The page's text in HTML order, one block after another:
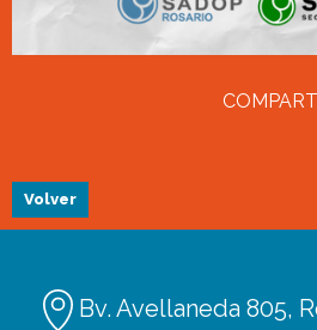
Volver
Bv. Avellaneda 805,